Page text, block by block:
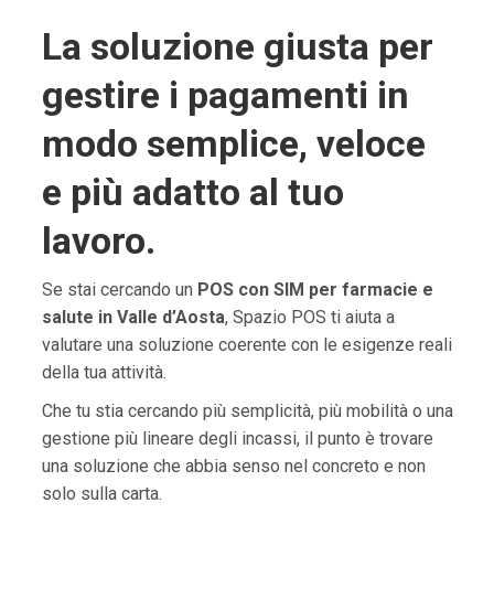
La soluzione giusta per
gestire i pagamenti in
modo semplice, veloce
e più adatto al tuo
lavoro.
Se stai cercando un POS con SIM per farmacie e
salute in Valle d’Aosta, Spazio POS ti aiuta a
valutare una soluzione coerente con le esigenze reali
della tua attività.
Che tu stia cercando più semplicità, più mobilità o una
gestione più lineare degli incassi, il punto è trovare
una soluzione che abbia senso nel concreto e non
solo sulla carta.